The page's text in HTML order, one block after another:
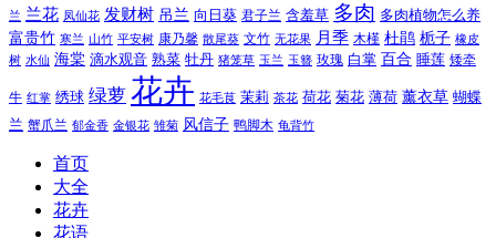
兰 兰花 凤仙花 发财树 吊兰 向日葵 君子兰 含羞草 多肉 多肉植物怎么养
富贵竹 寒兰 山竹 平安树 康乃馨 散尾葵 文竹 无花果 月季 木槿 杜鹃 栀子 橡皮
树 水仙 海棠 滴水观音 熟菜 牡丹 猪笼草 玉兰 玉簪 玫瑰 白掌 百合 睡莲 矮牵
牛 红掌 绣球 绿萝 花卉 花毛茛 茉莉 茶花 荷花 菊花 薄荷 薰衣草 蝴蝶
兰 蟹爪兰 郁金香 金银花 雏菊 风信子 鸭脚木 龟背竹
首页
大全
花卉
花语